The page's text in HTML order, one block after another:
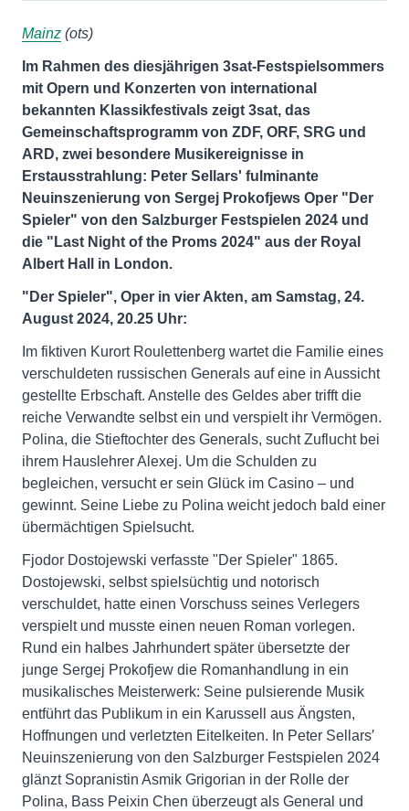
Mainz (ots)
Im Rahmen des diesjährigen 3sat-Festspielsommers
mit Opern und Konzerten von international
bekannten Klassikfestivals zeigt 3sat, das
Gemeinschaftsprogramm von ZDF, ORF, SRG und
ARD, zwei besondere Musikereignisse in
Erstausstrahlung: Peter Sellars' fulminante
Neuinszenierung von Sergej Prokofjews Oper "Der
Spieler" von den Salzburger Festspielen 2024 und
die "Last Night of the Proms 2024" aus der Royal
Albert Hall in London.
"Der Spieler", Oper in vier Akten, am Samstag, 24.
August 2024, 20.25 Uhr:
Im fiktiven Kurort Roulettenberg wartet die Familie eines
verschuldeten russischen Generals auf eine in Aussicht
gestellte Erbschaft. Anstelle des Geldes aber trifft die
reiche Verwandte selbst ein und verspielt ihr Vermögen.
Polina, die Stieftochter des Generals, sucht Zuflucht bei
ihrem Hauslehrer Alexej. Um die Schulden zu
begleichen, versucht er sein Glück im Casino – und
gewinnt. Seine Liebe zu Polina weicht jedoch bald einer
übermächtigen Spielsucht.
Fjodor Dostojewski verfasste "Der Spieler" 1865.
Dostojewski, selbst spielsüchtig und notorisch
verschuldet, hatte einen Vorschuss seines Verlegers
verspielt und musste einen neuen Roman vorlegen.
Rund ein halbes Jahrhundert später übersetzte der
junge Sergej Prokofjew die Romanhandlung in ein
musikalisches Meisterwerk: Seine pulsierende Musik
entführt das Publikum in ein Karussell aus Ängsten,
Hoffnungen und verletzten Eitelkeiten. In Peter Sellars′
Neuinszenierung von den Salzburger Festspielen 2024
glänzt Sopranistin Asmik Grigorian in der Rolle der
Polina, Bass Peixin Chen überzeugt als General und